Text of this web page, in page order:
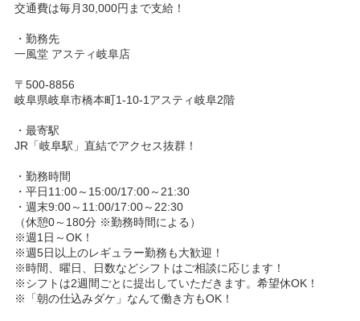
交通費は毎月30,000円まで支給！
・勤務先
一風堂 アスティ岐阜店
〒500-8856
岐阜県岐阜市橋本町1-10-1アスティ岐阜2階
・最寄駅
JR「岐阜駅」直結でアクセス抜群！
・勤務時間
・平日11:00～15:00/17:00～21:30
・週末9:00～11:00/17:00～22:30
（休憩0～180分 ※勤務時間による）
※週1日～OK！
※週5日以上のレギュラー勤務も大歓迎！
※時間、曜日、日数などシフトはご相談に応じます！
※シフトは2週間ごとに提出していただきます。希望休OK！
※「朝の仕込みダケ」なんて働き方もOK！